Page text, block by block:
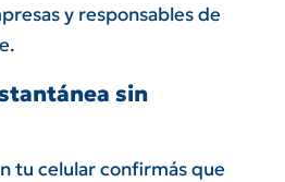
y responsables de
sin
tu celular confirmás que